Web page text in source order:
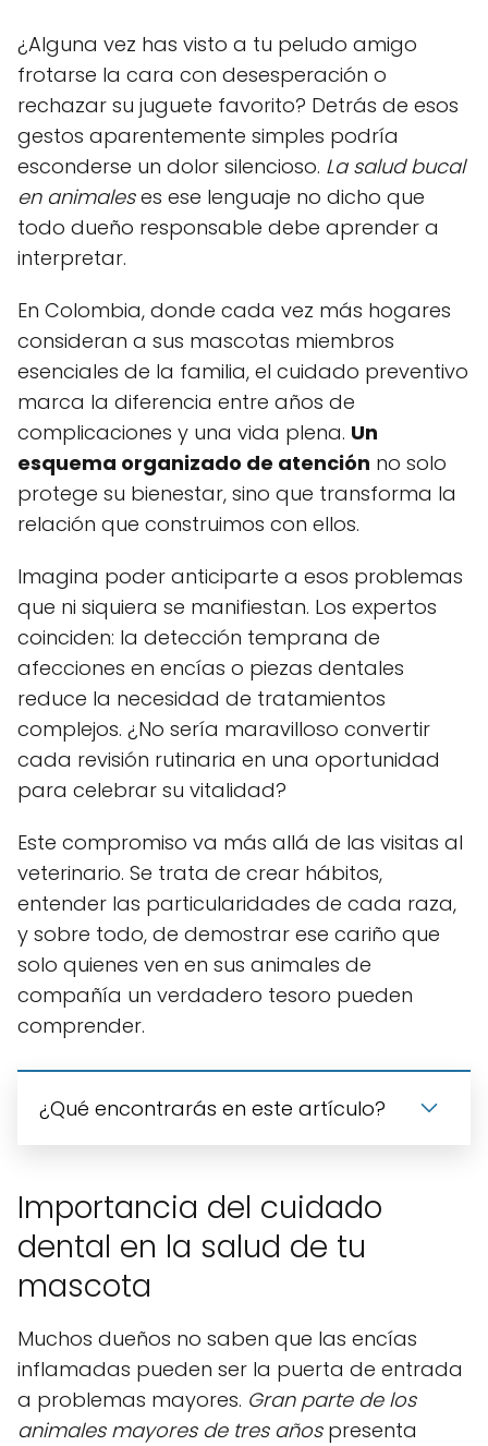
¿Alguna vez has visto a tu peludo amigo
frotarse la cara con desesperación o
rechazar su juguete favorito? Detrás de esos
gestos aparentemente simples podría
esconderse un dolor silencioso. La salud bucal
en animaleses ese lenguaje no dicho que
todo dueño responsable debe aprender a
interpretar.
En Colombia, donde cada vez más hogares
consideran a sus mascotas miembros
esenciales de la familia, el cuidado preventivo
marca la diferencia entre años de
complicaciones y una vida plena. Un
esquema organizado de atención no solo
protege su bienestar, sino que transforma la
relación que construimos con ellos.
Imagina poder anticiparte a esos problemas
que ni siquiera se manifiestan. Los expertos
coinciden: la detección temprana de
afecciones en encías o piezas dentales
reduce la necesidad de tratamientos
complejos. ¿No sería maravilloso convertir
cada revisión rutinaria en una oportunidad
para celebrar su vitalidad?
Este compromiso va más allá de las visitas al
veterinario. Se trata de crear hábitos,
entender las particularidades de cada raza,
y sobre todo, de demostrar ese cariño que
solo quienes ven en sus animales de
compañía un verdadero tesoro pueden
comprender.
¿Qué encontrarás en este artículo?
Importancia del cuidado
dental en la salud de tu
mascota
Muchos dueños no saben que las encías
inflamadas pueden ser la puerta de entrada
a problemas mayores. Gran parte de los
animales mayores de tres añospresenta